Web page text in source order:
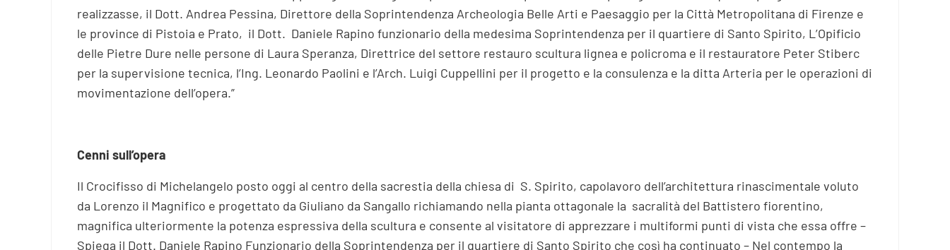
realizzasse, il Dott. Andrea Pessina, Direttore della Soprintendenza Archeologia Belle Arti e Paesaggio per la Città Metropolitana di Firenze e
le province di Pistoia e Prato, il Dott. Daniele Rapino funzionario della medesima Soprintendenza per il quartiere di Santo Spirito, L’Opificio
delle Pietre Dure nelle persone di Laura Speranza, Direttrice del settore restauro scultura lignea e policroma e il restauratore Peter Stiberc
per la supervisione tecnica, l’Ing. Leonardo Paolini e l’Arch. Luigi Cuppellini per il progetto e la consulenza e la ditta Arteria per le operazioni di
movimentazione dell’opera.”
Cenni sull’opera
Il Crocifisso di Michelangelo posto oggi al centro della sacrestia della chiesa di S. Spirito, capolavoro dell’architettura rinascimentale voluto
da Lorenzo il Magnifico e progettato da Giuliano da Sangallo richiamando nella pianta ottagonale la sacralità del Battistero fiorentino,
magnifica ulteriormente la potenza espressiva della scultura e consente al visitatore di apprezzare i multiformi punti di vista che essa offre –
Spiega il Dott. Daniele Rapino Funzionario della Soprintendenza per il quartiere di Santo Spirito che così ha continuato – Nel contempo la